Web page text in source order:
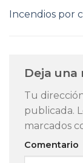
Incendios por
Deja una
Tu
publicada.
marcados
Comentario